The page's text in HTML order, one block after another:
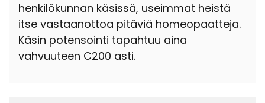
henkilökunnan käsissä, useimmat heistä
itse vastaanottoa pitäviä homeopaatteja.
Käsin potensointi tapahtuu aina
vahvuuteen C200 asti.